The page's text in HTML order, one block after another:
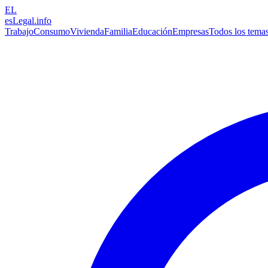
EL
esLegal.info
TrabajoConsumoViviendaFamiliaEducaciónEmpresasTodos los